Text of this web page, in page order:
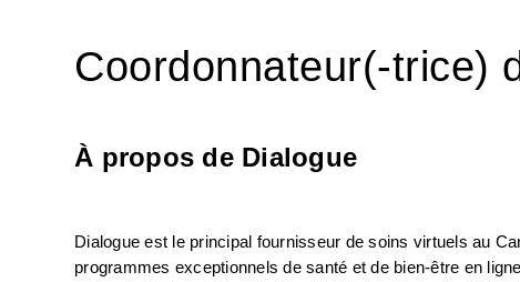
Coordonnateur(-trice)
À propos de Dialogue
Dialogue est le principal fournisseur de soins virtuels au
programmes exceptionnels de santé et de bien-être en